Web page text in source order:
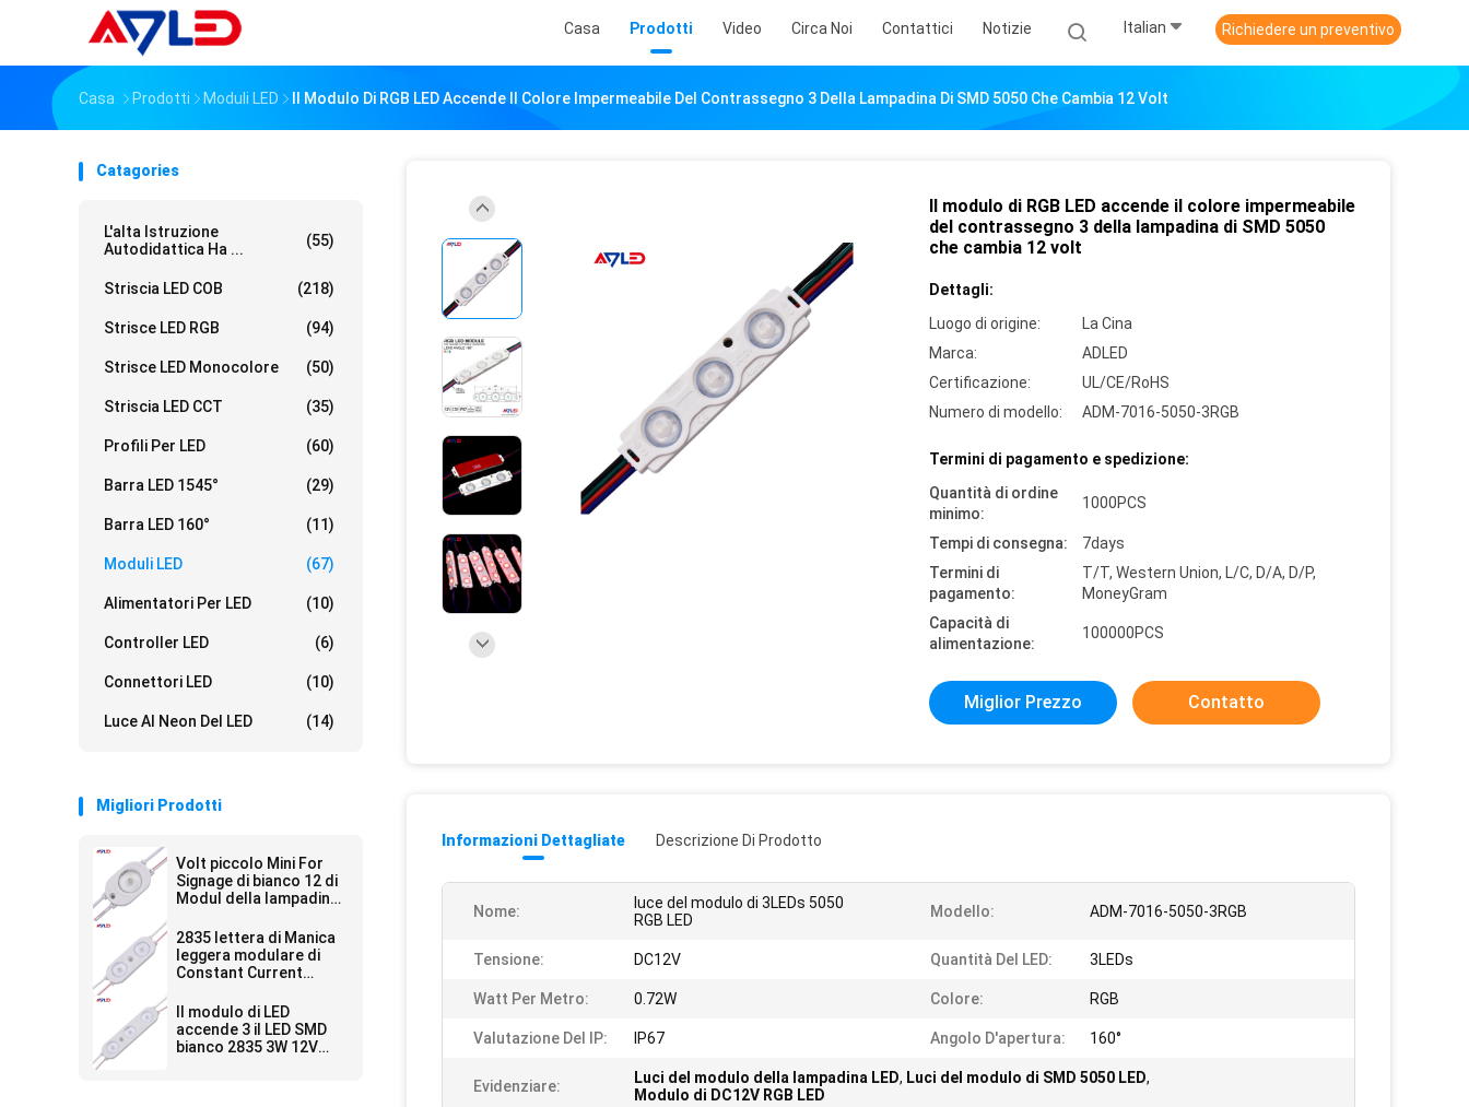
Casa Prodotti Video Circa Noi Contattici Notizie Italian Richiedere un preventivo
Casa Prodotti Moduli LED Il Modulo Di RGB LED Accende Il Colore Impermeabile Del Contrassegno 3 Della Lampadina Di SMD 5050 Che Cambia 12 Volt
Catagories
L'alta Istruzione
Autodidattica Ha ...
(55)
Striscia LED COB (218)
Strisce LED RGB (94)
Strisce LED Monocolore (50)
Striscia LED CCT (35)
Profili Per LED (60)
Barra LED 1545° (29)
Barra LED 160° (11)
Moduli LED (67)
Alimentatori Per LED (10)
Controller LED (6)
Connettori LED (10)
Luce Al Neon Del LED (14)
Migliori Prodotti
Volt piccolo Mini For
Signage di bianco 12 di
Modul della lampadina
del modulo di IP67 LED
2835 lettera di Manica
leggera modulare di
Constant Current
modulo di SMD 12V 24V
LED
Il modulo di LED
accende 3 il LED SMD
bianco 2835 3W 12V
Il modulo di RGB LED accende il colore impermeabile
del contrassegno 3 della lampadina di SMD 5050
che cambia 12 volt
Dettagli:
Luogo di origine:
La Cina
Marca:
ADLED
Certificazione:
UL/CE/RoHS
Numero di modello:
ADM-7016-5050-3RGB
Termini di pagamento e spedizione:
Quantità di ordine
minimo:
1000PCS
Tempi di consegna:
7days
Termini di
pagamento:
T/T, Western Union, L/C, D/A, D/P,
MoneyGram
Capacità di
alimentazione:
100000PCS
Miglior Prezzo Contatto
Informazioni Dettagliate Descrizione Di Prodotto
Nome:
luce del modulo di 3LEDs 5050
RGB LED
Modello: ADM-7016-5050-3RGB
Tensione: DC12V Quantità Del LED: 3LEDs
Watt Per Metro: 0.72W Colore: RGB
Valutazione Del IP: IP67 Angolo D'apertura: 160°
Evidenziare: Luci del modulo della lampadina LED, Luci del modulo di SMD 5050 LED,
Modulo di DC12V RGB LED